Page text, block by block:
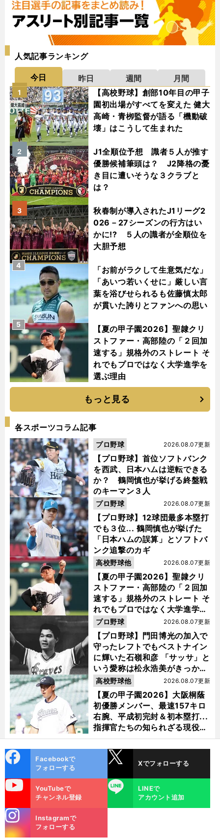
人気記事ランキング
今日 昨日 週間
月間
【高校野球】創部10年目の甲子
園初出場がすべてを変えた 健大
高崎・青栁監督が語る「機動破
壊」はこうして生まれた
1
J1全順位予想 識者５人が推す
優勝候補筆頭は？ J2降格の憂
き目に遭いそうな３クラブと
は？
2
秋春制が導入されたJ1リーグ2
026－27シーズンの行方はい
かに!? ５人の識者が全順位を
大胆予想
3
「お前がラクして生意気だな」
「あいつ若いくせに」厳しい言
葉を浴びせられるも佐藤慎太郎
が貫いた誇りとファンへの思い
4
【夏の甲子園2026】聖隷クリ
ストファー・高部陸の「２回加
速する」規格外のストレート そ
れでもプロではなく大学進学を
選ぶ理由
5
もっと見る
各スポーツコラム記事
【プロ野球】首位ソフトバンク
を西武、日本ハムは逆転できる
か？ 鶴岡慎也が挙げる終盤戦
のキーマン３人
2026.08.07更新
プロ野球
【プロ野球】12球団最多本塁打
でも３位... 鶴岡慎也が挙げた
「日本ハムの誤算」とソフトバ
ンク追撃のカギ
2026.08.07更新
プロ野球
【夏の甲子園2026】聖隷クリ
ストファー・高部陸の「２回加
速する」規格外のストレート そ
れでもプロではなく大学進学を
選ぶ理由
2026.08.07更新
高校野球他
【プロ野球】門田博光の加入で
守ったレフトでもベストナイン
に輝いた石嶺和彦 「サッサ」と
いう愛称は松永浩美がきっか
け？
2026.08.07更新
プロ野球
【夏の甲子園2026】大阪桐蔭
初優勝メンバー、最速157キロ
右腕、平成初完封＆初本塁打...
指揮官たちの知られざる現役時
代
2026.08.07更新
高校野球他
ok
Facebookで
フォローする
Xでフォローする
YouTubeで
チャンネル登録
LINE
LINEで
アカウント追加
m
Instagramで
フォローする